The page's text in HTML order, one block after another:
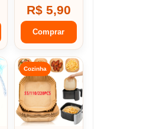
R$ 5,90
Comprar
Cozinha